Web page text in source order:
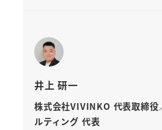
井上 研一
株式会社VIVINKO 代表取締
ルティング 代表